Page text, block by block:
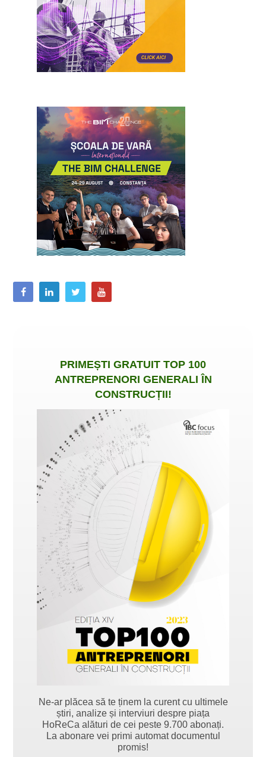
PRIMEȘTI GRATUIT TOP 100
ANTREPRENORI GENERALI ÎN
CONSTRUCȚII!
Ne-ar plăcea să te ținem la curent cu ultimele
știri, analize și interviuri despre piața
HoReCa alături de cei peste 9.700 abonați.
La abonare vei primi automat documentul
promis!